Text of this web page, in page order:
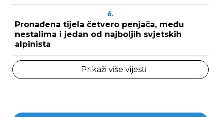
6.
Pronađena tijela četvero penjača, među
nestalima i jedan od najboljih svjetskih
alpinista
Prikaži više vijesti